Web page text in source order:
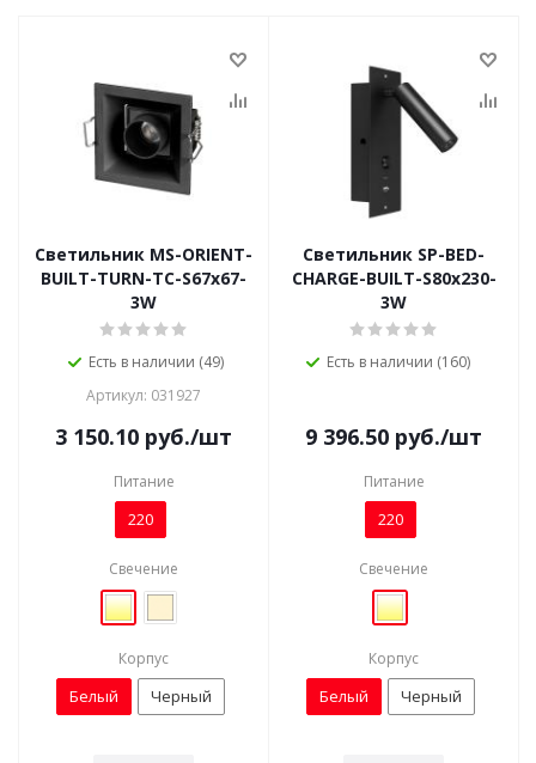
Светильник MS-ORIENT-
BUILT-TURN-TC-S67x67-
3W
Есть в наличии (49)
Артикул: 031927
3 150.10 руб./шт
Питание
220
Свечение
Корпус
Белый Черный
Светильник SP-BED-
CHARGE-BUILT-S80x230-
3W
Есть в наличии (160)
9 396.50 руб./шт
Питание
220
Свечение
Корпус
Белый Черный